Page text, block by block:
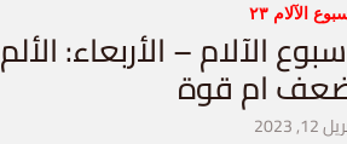
الآلام ٢٣
الآلام – الأربعاء: الألم
ام قوة
12, 2023